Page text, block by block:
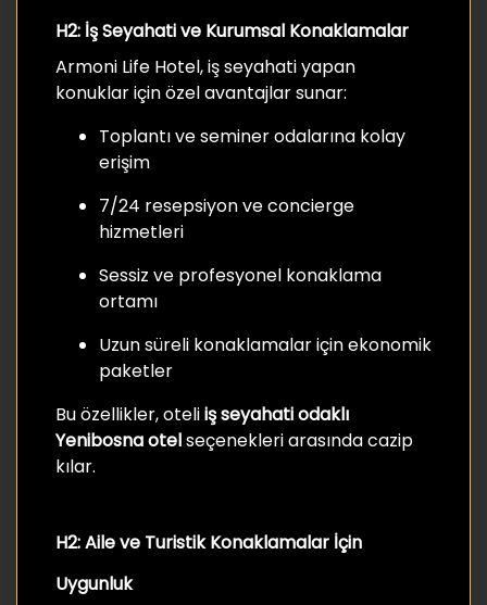
H2: İş Seyahati ve Kurumsal Konaklamalar
Armoni Life Hotel, iş seyahati yapan
konuklar için özel avantajlar sunar:
Toplantı ve seminer odalarına kolay
erişim
7/24 resepsiyon ve concierge
hizmetleri
Sessiz ve profesyonel konaklama
ortamı
Uzun süreli konaklamalar için ekonomik
paketler
Bu özellikler, oteliiş seyahati odaklı
Yenibosna otelseçenekleri arasında cazip
kılar.
H2: Aile ve Turistik Konaklamalar İçin
Uygunluk